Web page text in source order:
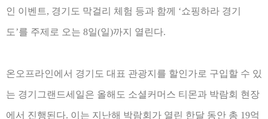
인 이벤트 , 경기도 막걸리 체험 등과 함께 ‘쇼핑하라 경기
도’를 주제로 오는 8일(일)까지 열린다.
온오프라인에서 경기도 대표 관광지를 할인가로 구입할 수 있
는 경기그랜드세일은 올해도 소셜커머스 티몬과 박람회 현장
에서 진행된다. 이는 지난해 박람회가 열린 한달 동안 총 19억